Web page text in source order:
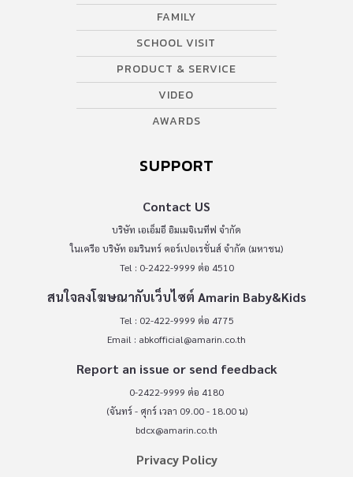
FAMILY
SCHOOL VISIT
PRODUCT & SERVICE
VIDEO
AWARDS
SUPPORT
Contact US
บริษัท เอเอ็มอี อิมเมจิเนทีฟ จำกัด
ในเครือ บริษัท อมรินทร์ คอร์เปอเรชั่นส์ จำกัด (มหาชน)
Tel : 0-2422-9999 ต่อ 4510
สนใจลงโฆษณากับเว็บไซต์ Amarin Baby&Kids
Tel : 02-422-9999 ต่อ 4775
Email : abkofficial@amarin.co.th
Report an issue or send feedback
0-2422-9999 ต่อ 4180
(จันทร์ - ศุกร์ เวลา 09.00 - 18.00 น)
bdcx@amarin.co.th
Privacy Policy